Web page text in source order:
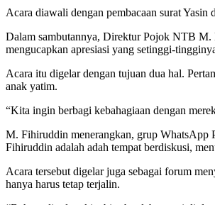
Acara diawali dengan pembacaan surat
Dalam sambutannya, Direktur Pojok NTB M.
mengucapkan apresiasi yang setinggi-
Acara itu digelar dengan tujuan dua hal.
anak yatim.
“Kita ingin berbagi kebahagiaan dengan
M. Fihiruddin menerangkan, grup WhatsApp
Fihiruddin adalah adah tempat berdiskusi,
Acara tersebut digelar juga sebagai forum
hanya harus tetap terjalin.